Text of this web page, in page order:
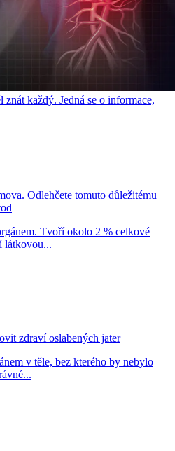
každý. Jedná se o informace,
Odlehčete tomuto důležitému
Tvoří okolo 2 % celkové
látkovou...
zdraví oslabených jater
v těle, bez kterého by nebylo